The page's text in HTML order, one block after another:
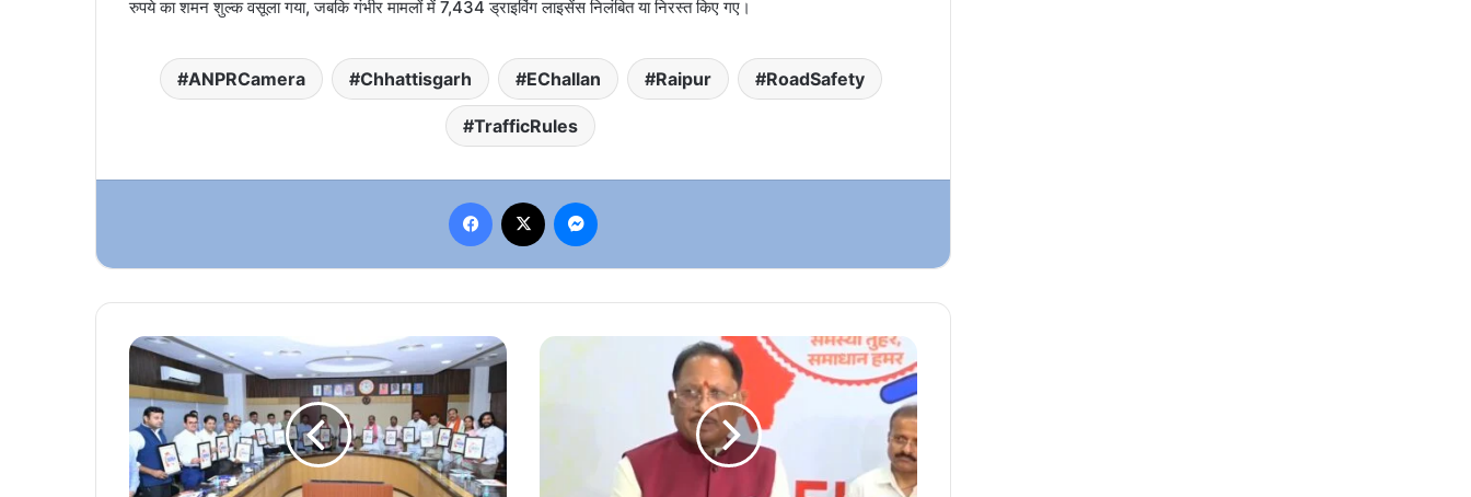
रुपये का शमन शुल्क वसूला गया, जबकि गंभीर मामलों में 7,434 ड्राइविंग लाइसेंस निलंबित या निरस्त किए गए।
ANPRCamera Chhattisgarh EChallan Raipur RoadSafety
TrafficRules
Facebook
CM
हेल्पलाइन
1076:
अब
चलेगा
‘सुशासन
चक्र’:
दिल्ली
साय,